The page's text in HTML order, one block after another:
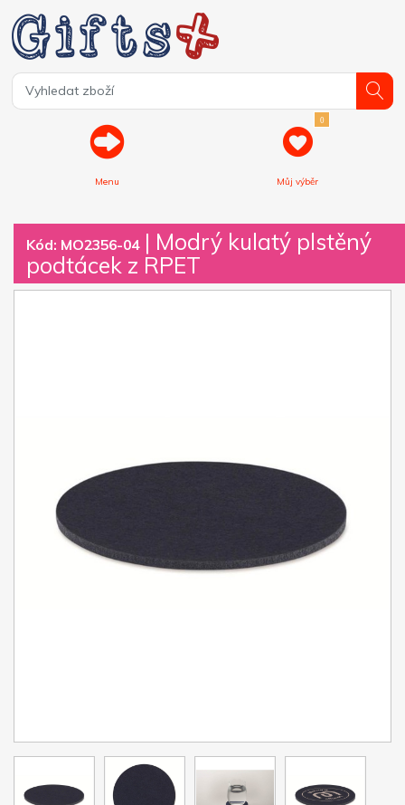
Menu
0
Můj výběr
Kód: MO2356-04| Modrý kulatý plstěný
podtácek z RPET